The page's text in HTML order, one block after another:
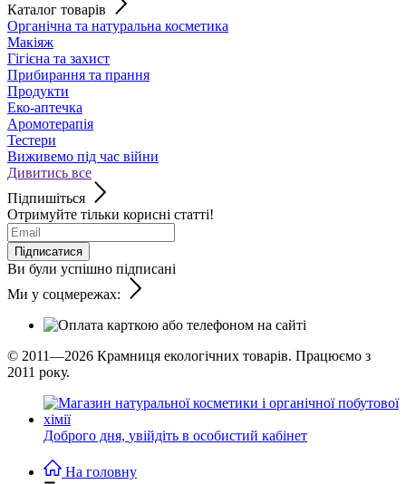
Каталог товарів
Органічна та натуральна косметика
Макіяж
Гігієна та захист
Прибирання та прання
Продукти
Еко-аптечка
Аромотерапія
Тестери
Виживемо під час війни
Дивитись все
Підпишіться
Отримуйте тільки корисні статті!
Підписатися
Ви були успішно підписані
Ми у соцмережах:
© 2011—2026 Крамниця екологічних товарів. Працюємо з
2011 року.
Доброго дня, увійдіть в особистий кабінет
На головну